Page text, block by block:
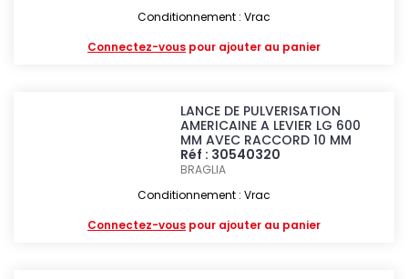
Conditionnement : Vrac
Connectez-vous pour ajouter au panier
LANCE DE PULVERISATION
AMERICAINE A LEVIER LG 600
MM AVEC RACCORD 10 MM
Réf : 30540320
BRAGLIA
Conditionnement : Vrac
Connectez-vous pour ajouter au panier